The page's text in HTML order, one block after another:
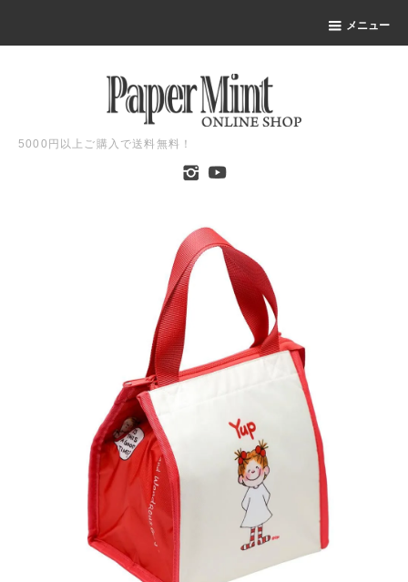
メニュー
5000円以上ご購入で送料無料！